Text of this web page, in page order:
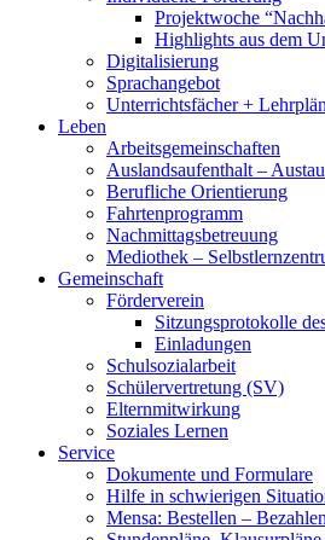
Projektwoche
Highlights aus dem
Digitalisierung
Sprachangebot
Unterrichtsfächer +
Leben
Arbeitsgemeinschaften
Auslandsaufenthalt –
Berufliche Orientierung
Fahrtenprogramm
Nachmittagsbetreuung
Mediothek –
Gemeinschaft
Förderverein
Sitzungsprotokolle
Einladungen
Schulsozialarbeit
Schülervertretung (SV)
Elternmitwirkung
Soziales Lernen
Service
Dokumente und Formulare
Hilfe in schwierigen
Mensa: Bestellen –